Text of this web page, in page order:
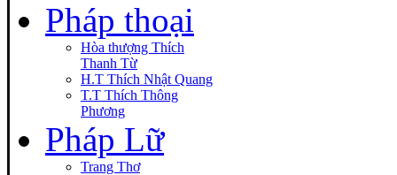
Pháp thoại
Hòa thượng Thích
Thanh Từ
H.T Thích Nhật Quang
T.T Thích Thông
Phương
Pháp Lữ
Trang Thơ